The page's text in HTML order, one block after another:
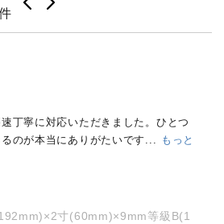
輪型１尺
もっと見る
メールと電話で内容照会しました
していただきました。製品の